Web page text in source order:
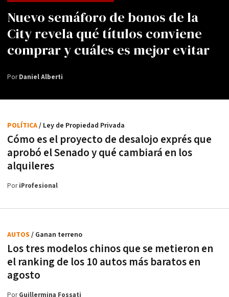
Nuevo semáforo de bonos de la
City revela qué títulos conviene
comprar y cuáles es mejor evitar
PorDaniel Alberti
Cómo es el proyecto de desalojo exprés que
aprobó el Senado y qué cambiará en los
alquileres
POLÍTICA/ Ley de Propiedad Privada
PoriProfesional
Los tres modelos chinos que se metieron en
el ranking de los 10 autos más baratos en
agosto
AUTOS / Ganan terreno
PorGuillermina Fossati